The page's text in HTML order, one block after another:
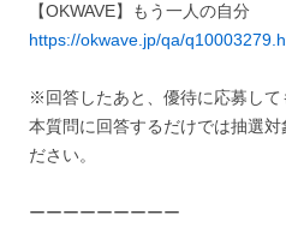
【OKWAVE】もう一人の自分
https://okwave.jp/qa/
※回答したあと、優待に応募して
本質問に回答するだけでは抽選
ださい。
ーーーーーーーーー